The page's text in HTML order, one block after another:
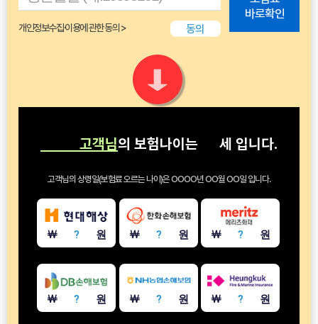
동의
바로확인
고객님의 보험나이는 세 입니다.
고객님의 상령일(보험료 오르는 나이)은OOOO년 OO월 OO일 입니다.
￦? 원 ￦ ?원 ￦? 원
￦? 원 ￦ ?원 ￦? 원